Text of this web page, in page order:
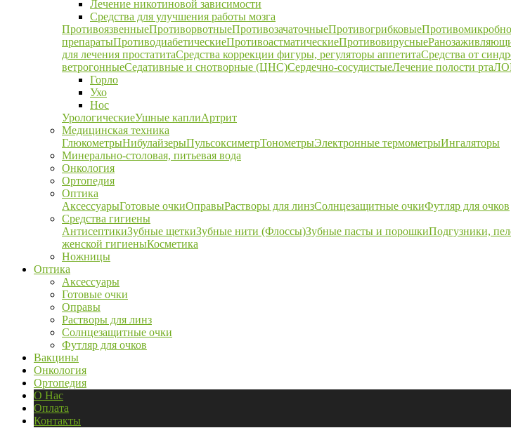
Лечение никотиновой зависимости
Средства для улучшения работы мозга
ПротивоязвенныеПротиворвотныеПротивозачаточныеПротивогрибковые
препаратыПротиводиабетическиеПротивоастматическиеПротивовирусные
для лечения простатитаСредства коррекции фигуры, регуляторы аппетитаСредства от
ветрогонныеСедативные и снотворные (ЦНС)Сердечно-сосудистыеЛечение полости рта
Горло
Ухо
Нос
УрологическиеУшные каплиАртрит
Медицинская техника
ГлюкометрыНибулайзерыПульсоксиметрТонометрыЭлектронные термометрыИнгаляторы
Минерально-столовая, питьевая вода
Онкология
Ортопедия
Оптика
АксессуарыГотовые очкиОправыРастворы для линзСолнцезащитные очкиФутляр для очков
Средства гигиены
АнтисептикиЗубные щеткиЗубные нити (Флоссы)Зубные пасты и порошкиПодгузники,
женской гигиеныКосметика
Ножницы
Оптика
Аксессуары
Готовые очки
Оправы
Растворы для линз
Солнцезащитные очки
Футляр для очков
Вакцины
Онкология
Ортопедия
О Нас
Оплата
Контакты